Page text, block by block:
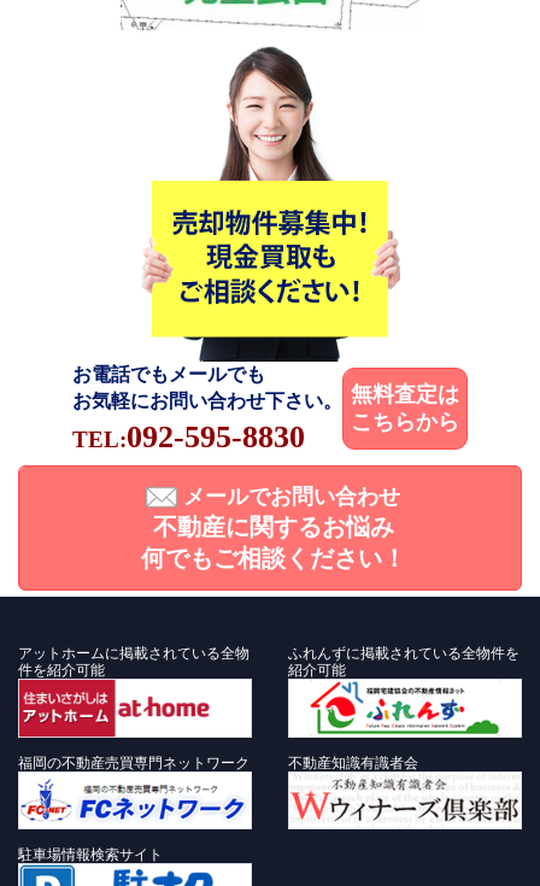
お電話でもメールでも
お気軽にお問い合わせ下さい。
TEL:092-595-8830
無料査定は
こちらから
メールでお問い合わせ
不動産に関するお悩み
何でもご相談ください！
アットホームに掲載されている全物
件を紹介可能
ふれんずに掲載されている全物件を
紹介可能
福岡の不動産売買専門ネットワーク 不動産知識有識者会
駐車場情報検索サイト